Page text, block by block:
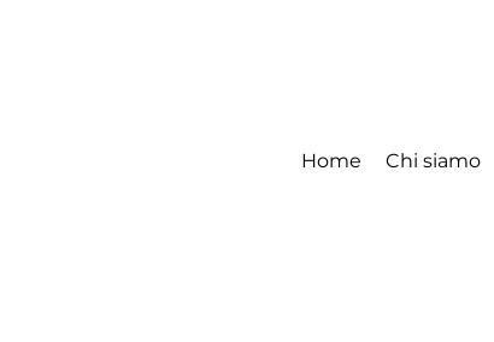
Home Chi siamo